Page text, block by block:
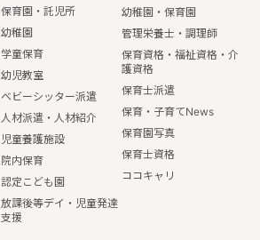
保育園・託児所
幼稚園
学童保育
幼児教室
ベビーシッター派遣
人材派遣・人材紹介
児童養護施設
院内保育
認定こども園
放課後等デイ・児童発達
支援
幼稚園・保育園
管理栄養士・調理師
保育資格・福祉資格・介
護資格
保育士派遣
保育・子育てNews
保育園写真
保育士資格
ココキャリ